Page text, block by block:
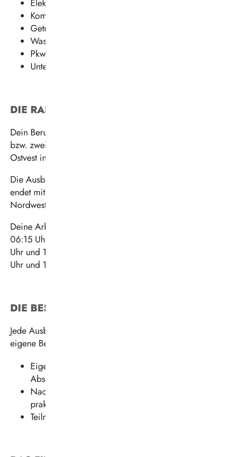
Elektrik
Kommunikationselektronik
Getriebe
Wasserstoff- und Hochvolttechnik
Pkw
Untersuchungen
DIE RAHMENBEDINGUNGEN
Dein Berufsschulunterricht findet in Teilzeitform an ein
bzw. zwei Tagen in der Woche am Berufskolleg
Ostvest in Datteln statt.
Die Ausbildungsdauer beträgt dreieinhalb Jahre und
endet mit der Abschlussprüfung vor der IHK
Nordwestfalen.
Deine Arbeitszeit beginnt Montag bis Freitag zwischen
06:15 Uhr und 06:45 Uhr und endet zwischen 14:45
Uhr und 15:15 Uhr – freitags bereits zwischen 13:45
Uhr und 14:15 Uhr.
DIE BESONDERHEITEN
Jede Ausbildung ist unterschiedlich und jede hat
eigene Besonderheiten. Dazu zählen in diesem Fall:
Eigene Vorbereitung der Azubis auf die
Abschlussprüfungen
Nachbereitung des Berufsschulunterrichts an
praktischen Beispielen
Teilnahme an Schweißlehrgängen